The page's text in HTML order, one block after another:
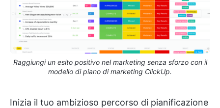
Raggiungi un esito positivo nel marketing senza sforzo con il
modello di piano di marketing ClickUp.
Inizia il tuo ambizioso percorso di pianificazione